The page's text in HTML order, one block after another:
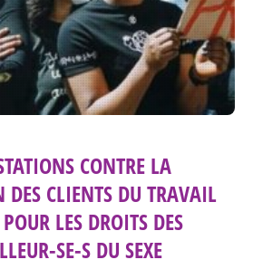
CONTRE LA
CLIENTS DU TRAVAIL
LES DROITS DES
SE-S DU SEXE